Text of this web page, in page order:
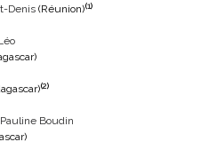
Denis (Réunion)(1)
(2)
Boudin